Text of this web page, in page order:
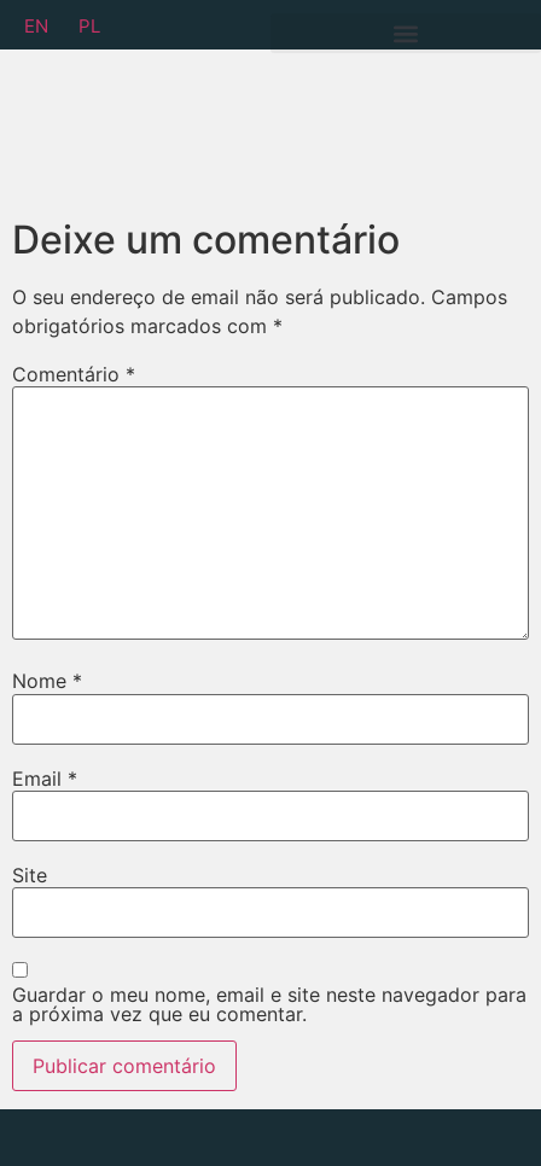
EN PL
Deixe um comentário
O seu endereço de email não será publicado. Campos
obrigatórios marcados com *
Comentário *
Nome *
Email *
Site
Guardar o meu nome, email e site neste navegador para
a próxima vez que eu comentar.